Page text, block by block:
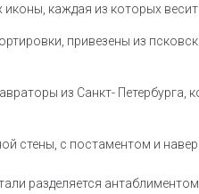
каждая из которых
привезены из
из Санкт-
стены, с постаментом и
разделяется